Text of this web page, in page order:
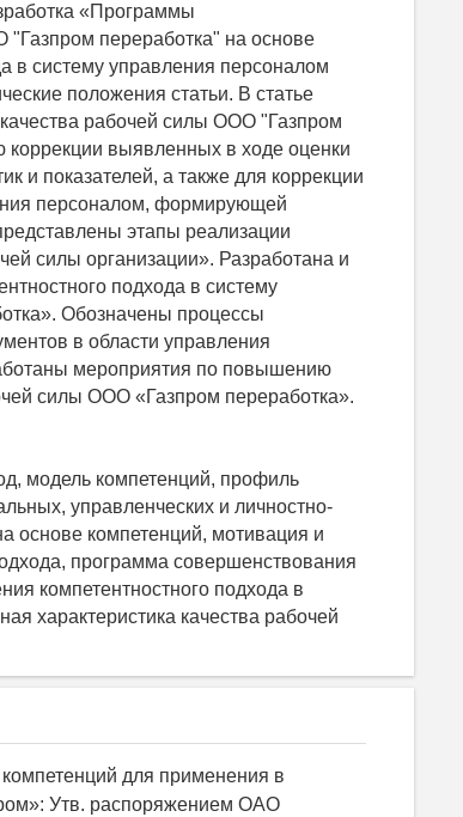
«Программы
переработка" на основе
в систему управления персоналом
положения статьи. В статье
рабочей силы ООО "Газпром
коррекции выявленных в ходе оценки
и показателей, а также для коррекции
персоналом, формирующей
этапы реализации
силы организации». Разработана и
подхода в систему
Обозначены процессы
в области управления
мероприятия по повышению
силы ООО «Газпром переработка».
модель компетенций, профиль
управленческих и личностно-
основе компетенций, мотивация и
программа совершенствования
компетентностного подхода в
характеристика качества рабочей
для применения в
Утв. распоряжением ОАО